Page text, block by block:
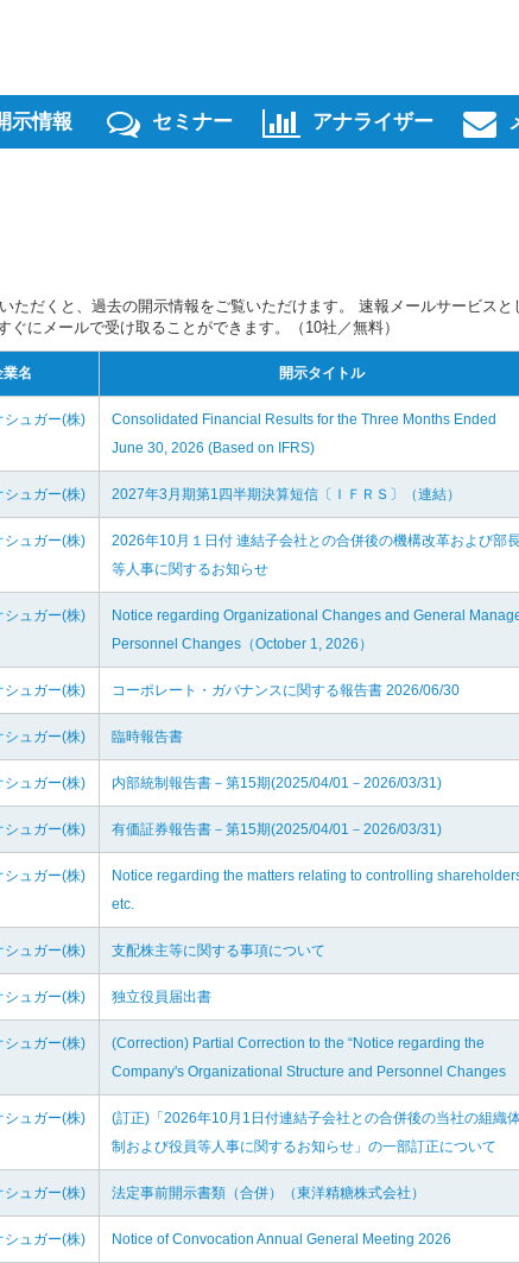
示情報 セミナー アナライザー
いただくと、過去の開示情報をご覧いただけます。 速報メールサービスと
にメールで受け取ることができます。（10社／無料）
業名 開示タイトル
シュガー(株)
Consolidated Financial Results for the Three Months Ended
June 30, 2026 (Based on IFRS)
シュガー(株) 2027年3月期第1四半期決算短信〔ＩＦＲＳ〕（連結）
シュガー(株)
2026年10月１日付 連結子会社との合併後の機構改革および部
等人事に関するお知らせ
シュガー(株)
Notice regarding Organizational Changes and General
Personnel Changes（October 1, 2026）
シュガー(株) コーポレート・ガバナンスに関する報告書 2026/06/30
シュガー(株) 臨時報告書
シュガー(株) 内部統制報告書－第15期(2025/04/01－2026/03/31)
シュガー(株) 有価証券報告書－第15期(2025/04/01－2026/03/31)
シュガー(株)
Notice regarding the matters relating to controlling
etc.
シュガー(株) 支配株主等に関する事項について
シュガー(株) 独立役員届出書
シュガー(株)
(Correction) Partial Correction to the “Notice regarding the
Company's Organizational Structure and Personnel Changes
シュガー(株)
(訂正)「2026年10月1日付連結子会社との合併後の当社の組織
制および役員等人事に関するお知らせ」の一部訂正について
シュガー(株) 法定事前開示書類（合併）（東洋精糖株式会社）
シュガー(株) Notice of Convocation Annual General Meeting 2026